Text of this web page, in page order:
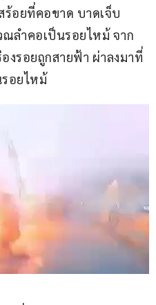
อยที่คอขาด บาดเจ็บ
ลำคอเป็นรอยไหม้ จาก
รอยถูกสายฟ้า ผ่าลงมาที่
อยไหม้